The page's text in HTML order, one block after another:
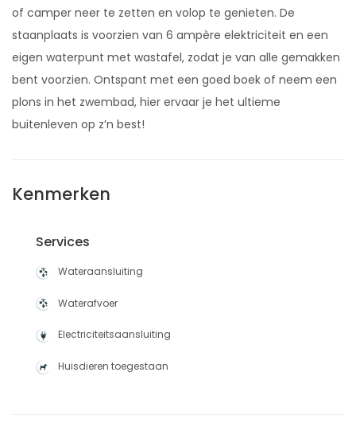
of camper neer te zetten en volop te genieten. De
staanplaats is voorzien van 6 ampère elektriciteit en een
eigen waterpunt met wastafel, zodat je van alle gemakken
bent voorzien. Ontspant met een goed boek of neem een
plons in het zwembad, hier ervaar je het ultieme
buitenleven op z’n best!
Kenmerken
Services
Wateraansluiting
Waterafvoer
Electriciteitsaansluiting
Huisdieren toegestaan